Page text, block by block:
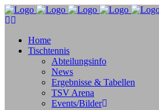
Home
Tischtennis
Abteilungsinfo
News
Ergebnisse & Tabellen
TSV Arena
Events/Bilder